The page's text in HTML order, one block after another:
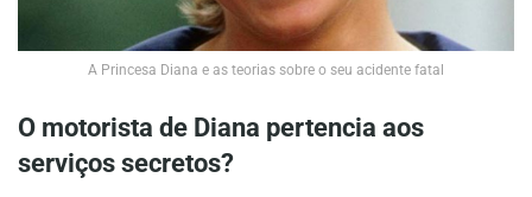
A Princesa Diana e as teorias sobre o seu acidente fatal
O motorista de Diana pertencia aos
serviços secretos?